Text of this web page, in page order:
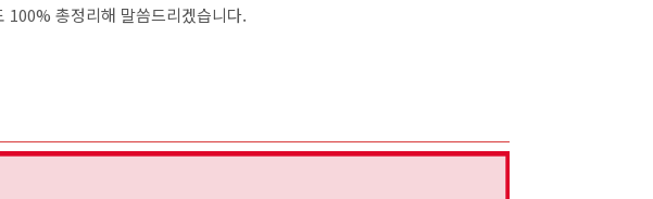
100% 총정리해 말씀드리겠습니다.